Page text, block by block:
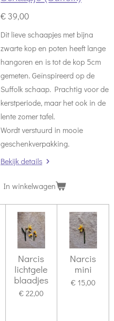
€ 39,00
Dit lieve schaapjes met bijna
zwarte kop en poten heeft lange
hangoren en is tot de kop 5cm
gemeten. Geïnspireerd op de
Suffolk schaap. Prachtig voor de
kerstperiode, maar het ook in de
lente zomer tafel.
Wordt verstuurd in mooie
geschenkverpakking.
Bekijk details
In winkelwagen
Narcis
lichtgele
blaadjes
€ 22,00
Narcis
mini
€ 15,00